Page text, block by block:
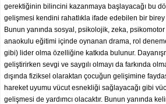
gerektiğinin bilincini kazanmaya başlayacağı bu
gelişmesi kendini rahatlıkla ifade edebilen bir birey
Bunun yanında sosyal, psikolojik, zeka,
anaokulu eğitimi içinde oynanan drama, rol
gibi) lider olma özelliğine katkıda bulunur.
geliştirirken sevgi ve saygılı olmayı da farkında
dışında fiziksel olaraktan çocuğun gelişimine
hareket uyumu vücut esnekliği sağlayacağı gibi
gelişmesi de yardımcı olacaktır. Bunun yanında